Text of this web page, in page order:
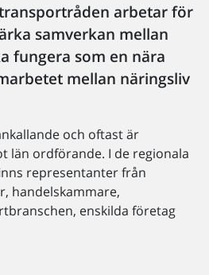
arbetar för
samverkan mellan
fungera som en nära
mellan näringsliv
och oftast är
län ordförande. I de regionala
representanter från
handelskammare,
enskilda företag